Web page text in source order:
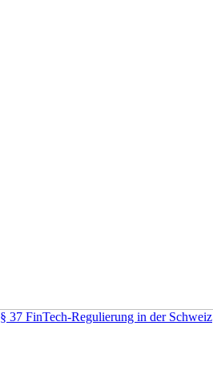
§ 37 FinTech-Regulierung in der Schweiz